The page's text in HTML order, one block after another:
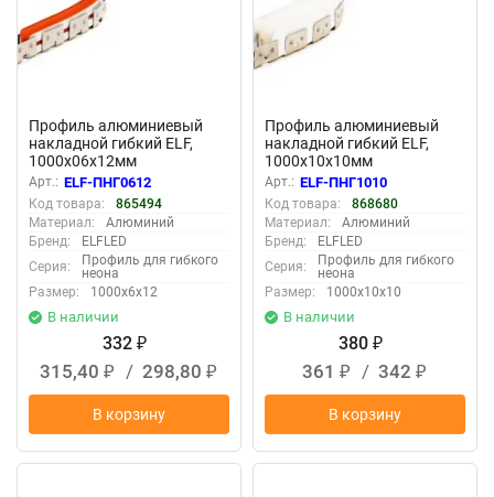
Профиль алюминиевый
накладной гибкий ELF,
1000х06х12мм
Арт.: ELF-ПНГ0612
Код товара:
865494
Материал:
Алюминий
Бренд:
ELFLED
Серия:
Профиль для гибкого
неона
Размер:
1000х6х12
В наличии
332 ₽
315,40 ₽ / 298,80 ₽
В корзину
Профиль алюминиевый
накладной гибкий ELF,
1000х10х10мм
Арт.: ELF-ПНГ1010
Код товара:
868680
Материал:
Алюминий
Бренд:
ELFLED
Серия:
Профиль для гибкого
неона
Размер:
1000х10х10
В наличии
380 ₽
361 ₽ / 342 ₽
В корзину